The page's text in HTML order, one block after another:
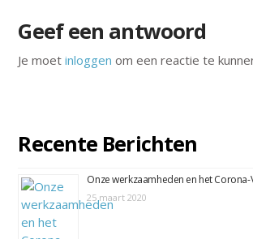
Geef een antwoord
Je moetinloggen om een reactie te
Recente Berichten
Onze werkzaamheden en het Corona-
25 maart 2020